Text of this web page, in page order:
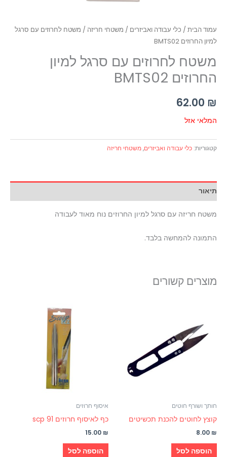
עמוד הבית / כלי עבודה ואביזרים / משטחי חריזה / משטח לחרוזים עם סרגל
למיון החרוזים BMTS02
משטח לחרוזים עם סרגל למיון
החרוזים BMTS02
62.00 ₪
המלאי אזל
קטגוריות: כלי עבודה ואביזרים,משטחי חריזה
תיאור
משטח חריזה עם סרגל למיון החרוזים נוח מאוד לעבודה
התמונה להמחשה בלבד.
מוצרים קשורים
חותך ושורף חוטים
קוצץ לחוטים להכנת תכשיטים
8.00 ₪
הוספה לסל
איסוף חרוזים
כף לאיסוף חרוזים scp 91
15.00 ₪
הוספה לסל